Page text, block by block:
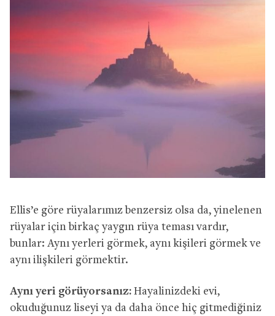
Ellis’e göre rüyalarımız benzersiz olsa da, yinelenen
rüyalar için birkaç yaygın rüya teması vardır,
bunlar: Aynı yerleri görmek, aynı kişileri görmek ve
aynı ilişkileri görmektir.
Aynı yeri görüyorsanız: Hayalinizdeki evi,
okuduğunuz liseyi ya da daha önce hiç gitmediğiniz